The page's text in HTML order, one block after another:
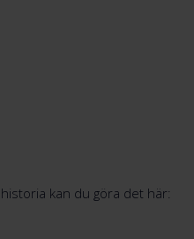
kan du göra det här: